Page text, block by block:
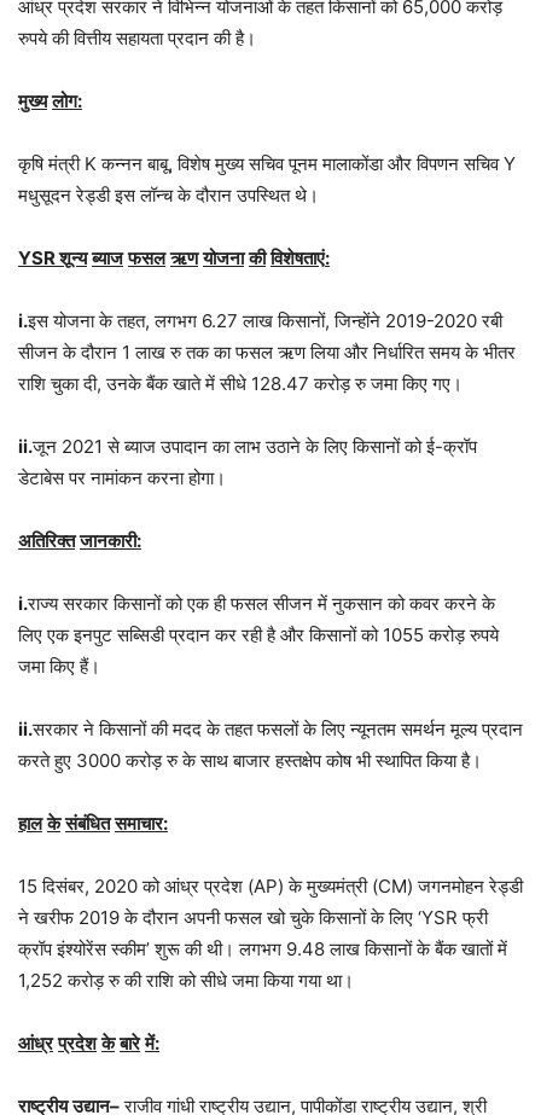
आंध्र प्रदेश सरकार ने विभिन्न योजनाओं के तहत किसानों को 65,000 करोड़
रुपये की वित्तीय सहायता प्रदान की है।
मुख्य लोग:
कृषि मंत्री K कन्नन बाबू, विशेष मुख्य सचिव पूनम मालाकोंडा और विपणन सचिव Y
मधुसूदन रेड्डी इस लॉन्च के दौरान उपस्थित थे।
YSRशून्य ब्याज फसल ऋण योजना की विशेषताएं:
i.इस योजना के तहत, लगभग 6.27 लाख किसानों, जिन्होंने 2019-2020 रबी
सीजन के दौरान 1 लाख रु तक का फसल ऋण लिया और निर्धारित समय के भीतर
राशि चुका दी, उनके बैंक खाते में सीधे 128.47 करोड़ रु जमा किए गए।
ii.जून 2021 से ब्याज उपादान का लाभ उठाने के लिए किसानों को ई-क्रॉप
डेटाबेस पर नामांकन करना होगा।
अतिरिक्त जानकारी:
i.राज्य सरकार किसानों को एक ही फसल सीजन में नुकसान को कवर करने के
लिए एक इनपुट सब्सिडी प्रदान कर रही है और किसानों को 1055 करोड़ रुपये
जमा किए हैं।
ii.सरकार ने किसानों की मदद के तहत फसलों के लिए न्यूनतम समर्थन मूल्य प्रदान
करते हुए 3000 करोड़ रु के साथ बाजार हस्तक्षेप कोष भी स्थापित किया है।
हाल के संबंधित समाचार:
15 दिसंबर, 2020 को आंध्र प्रदेश (AP) के मुख्यमंत्री (CM) जगनमोहन रेड्डी
ने खरीफ 2019 के दौरान अपनी फसल खो चुके किसानों के लिए ‘YSR फ्री
क्रॉप इंश्योरेंस स्कीम’ शुरू की थी। लगभग 9.48 लाख किसानों के बैंक खातों में
1,252 करोड़ रु की राशि को सीधे जमा किया गया था।
आंध्र प्रदेश के बारे में:
राष्ट्रीय उद्यान–राजीव गांधी राष्ट्रीय उद्यान, पापीकोंडा राष्ट्रीय उद्यान, श्री